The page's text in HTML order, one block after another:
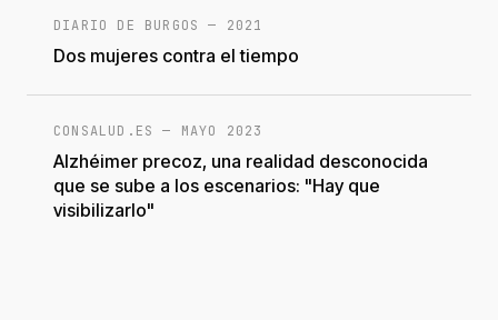
DIARIO DE BURGOS — 2021
Dos mujeres contra el tiempo
CONSALUD.ES — MAYO 2023
Alzhéimer precoz, una realidad desconocida
que se sube a los escenarios: "Hay que
visibilizarlo"